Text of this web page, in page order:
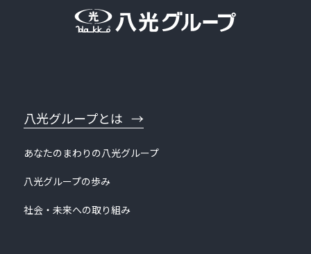
八光グループとは
あなたのまわりの八光グループ
八光グループの歩み
社会・未来への取り組み